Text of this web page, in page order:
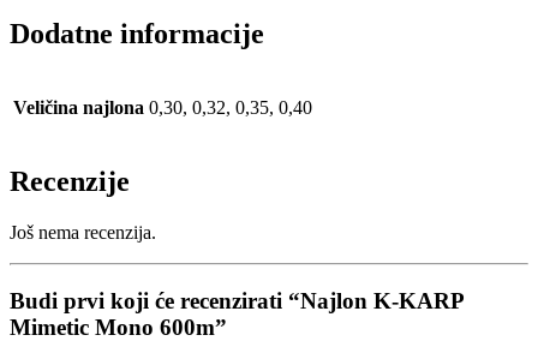
Dodatne informacije
Veličina najlona 0,30, 0,32, 0,35, 0,40
Recenzije
Još nema recenzija.
Budi prvi koji će recenzirati “Najlon K-KARP
Mimetic Mono 600m”